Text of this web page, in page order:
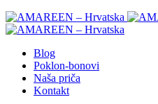
Blog
Poklon-bonovi
Naša priča
Kontakt